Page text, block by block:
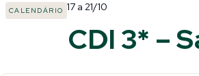
CALENDÁRIO 17 a 21/10
CDI 3* –